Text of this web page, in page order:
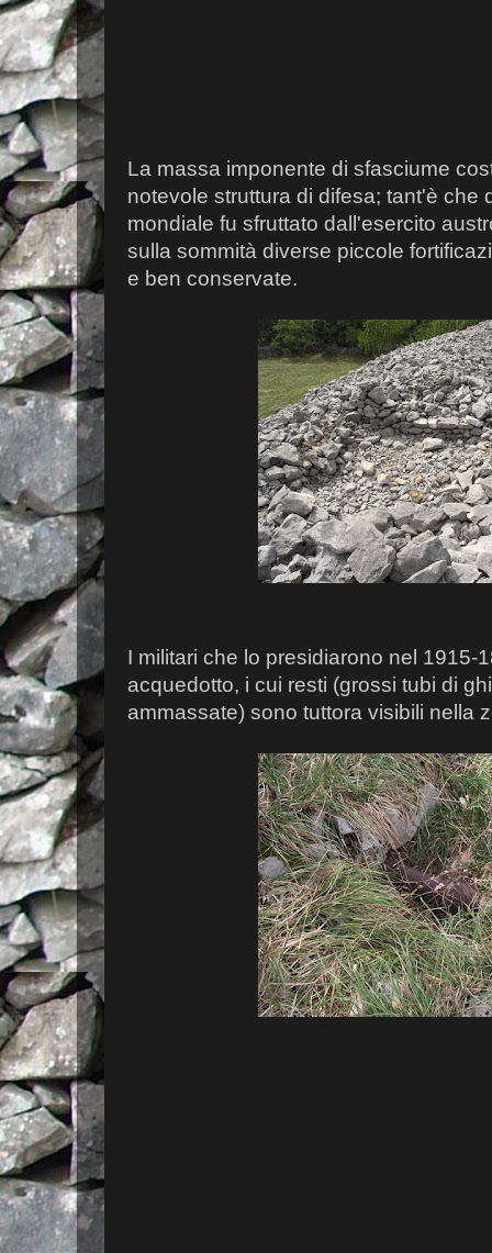
La massa imponente di sfasciume
notevole struttura di difesa; tant'è che
mondiale fu sfruttato dall'esercito
sulla sommità diverse piccole
e ben conservate.
I militari che lo presidiarono nel 1915-
acquedotto, i cui resti (grossi tubi di
ammassate) sono tuttora visibili nella